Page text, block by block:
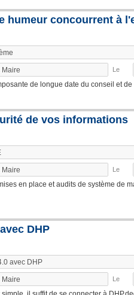
humeur concourrent à
Le
de longue date du conseil et
de vos informations
Le
en place et audits de système de
DHP
Le